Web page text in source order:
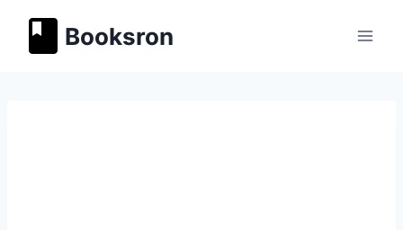
содержимому
Booksron